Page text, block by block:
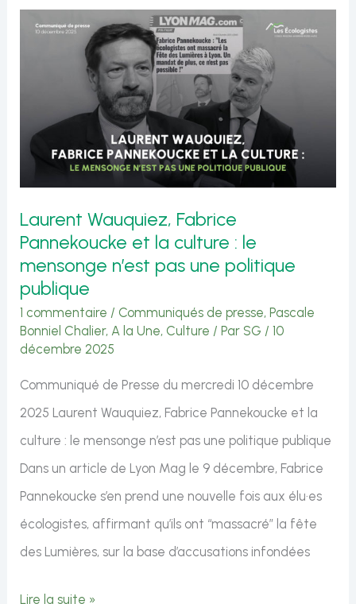
Buisson
sécurité
transports
:
partenariat
avec
les
opérationnels
de
la
police
nationale
Laurent Wauquiez, Fabrice
Pannekoucke et la culture : le
mensonge n’est pas une politique
publique
1 commentaire / Communiqués de presse,Pascale
Bonniel Chalier, A la Une, Culture / Par SG /10
décembre 2025
Communiqué de Presse du mercredi 10 décembre
2025 Laurent Wauquiez, Fabrice Pannekoucke et la
culture : le mensonge n’est pas une politique publique
Dans un article de Lyon Mag le 9 décembre, Fabrice
Pannekoucke s’en prend une nouvelle fois aux élu·es
écologistes, affirmant qu’ils ont “massacré” la fête
des Lumières, sur la base d’accusations infondées
Laurent
Lire la suite »